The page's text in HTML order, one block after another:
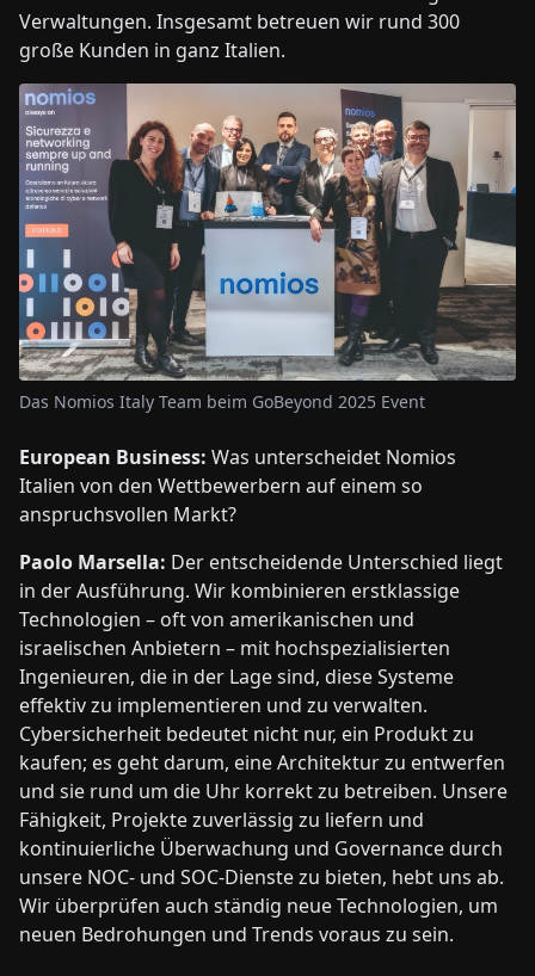
Verwaltungen. Insgesamt betreuen wir rund 300
große Kunden in ganz Italien.
Das Nomios Italy Team beim GoBeyond 2025 Event
European Business: Was unterscheidet Nomios
Italien von den Wettbewerbern auf einem so
anspruchsvollen Markt?
Paolo Marsella: Der entscheidende Unterschied liegt
in der Ausführung. Wir kombinieren erstklassige
Technologien – oft von amerikanischen und
israelischen Anbietern – mit hochspezialisierten
Ingenieuren, die in der Lage sind, diese Systeme
effektiv zu implementieren und zu verwalten.
Cybersicherheit bedeutet nicht nur, ein Produkt zu
kaufen; es geht darum, eine Architektur zu entwerfen
und sie rund um die Uhr korrekt zu betreiben. Unsere
Fähigkeit, Projekte zuverlässig zu liefern und
kontinuierliche Überwachung und Governance durch
unsere NOC- und SOC-Dienste zu bieten, hebt uns ab.
Wir überprüfen auch ständig neue Technologien, um
neuen Bedrohungen und Trends voraus zu sein.